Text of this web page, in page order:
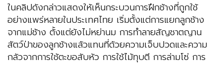
ในคลิปดังกล่าวแสดงให้เห็นกระบวนการฝึกช้างที่ถูกใช้
อย่างแพร่หลายในประเทศไทย เริ่มตั้งแต่การแยกลูกช้าง
จากแม่ช้าง ตั้งแต่ยังไม่หย่านม การทำลายสัญชาตญาน
สัตว์ป่าของลูกช้างแล้วแทนที่ด้วยความเจ็บปวดและความ
กลัวจากการใช้ตะขอสับหัว การใช้ไม้ทุบตี การล่ามโซ่ การ